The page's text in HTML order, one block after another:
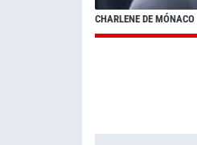
CHARLENE DE MÓNACO